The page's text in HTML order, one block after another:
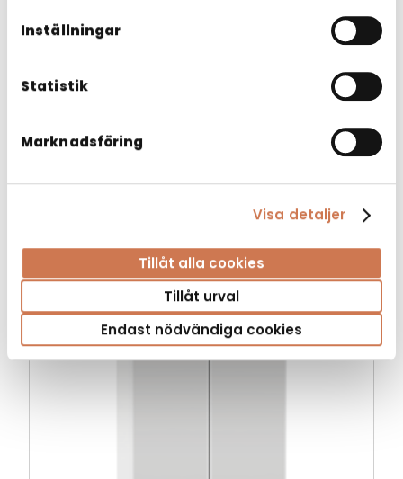
Inställningar
Statistik
Marknadsföring
Visa detaljer
Tillåt alla cookies
Tillåt urval
Endast nödvändiga cookies
SPEGELSKÅP MARINE PK 300